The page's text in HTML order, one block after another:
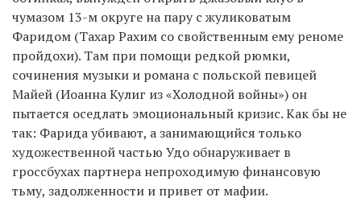
чумазом 13-м округе на пару с жуликоватым
Фаридом (Тахар Рахим со свойственным ему реноме
пройдохи). Там при помощи редкой рюмки,
сочинения музыки и романа с польской певицей
Майей (Иоанна Кулиг из «Холодной войны») он
пытается оседлать эмоциональный кризис. Как бы не
так: Фарида убивают, а занимающийся только
художественной частью Удо обнаруживает в
гроссбухах партнера непроходимую финансовую
тьму, задолженности и привет от мафии.